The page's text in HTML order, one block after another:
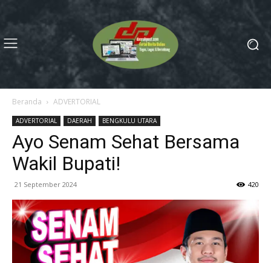
Beranda ADVERTORIAL
ADVERTORIAL DAERAH BENGKULU UTARA
Ayo Senam Sehat Bersama
Wakil Bupati!
21 September 2024 420